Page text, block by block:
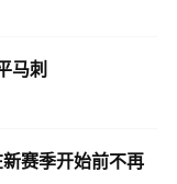
马刺
赛季开始前不再